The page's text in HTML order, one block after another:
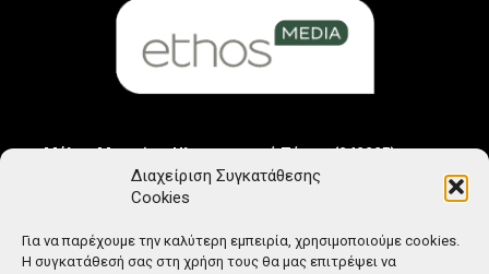
Διαχείριση Συγκατάθεσης
Cookies
Για να παρέχουμε την καλύτερη εμπειρία, χρησιμοποιούμε cookies.
Η συγκατάθεσή σας στη χρήση τους θα μας επιτρέψει να
Μέλος Μητρώου Ηλεκτρονικού Τύπου (242225)